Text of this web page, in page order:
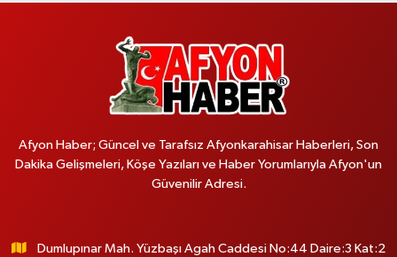
Afyon Haber; Güncel ve Tarafsız Afyonkarahisar Haberleri, Son
Dakika Gelişmeleri, Köşe Yazıları ve Haber Yorumlarıyla Afyon'un
Güvenilir Adresi.
Dumlupınar Mah. Yüzbaşı Agah Caddesi No:44 Daire:3 Kat:2